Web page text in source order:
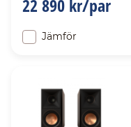
22 890 kr/par
Jämför